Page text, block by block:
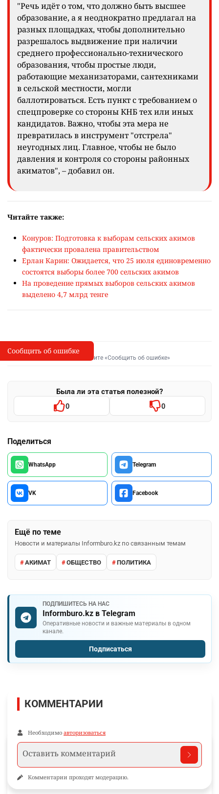
"Речь идёт о том, что должно быть высшее
образование, а я неоднократно предлагал на
разных площадках, чтобы дополнительно
разрешалось выдвижение при наличии
среднего профессионально-технического
образования, чтобы простые люди,
работающие механизаторами, сантехниками
в сельской местности, могли
баллотироваться. Есть пункт с требованием о
спецпроверке со стороны КНБ тех или иных
кандидатов. Важно, чтобы эта мера не
превратилась в инструмент "отстрела"
неугодных лиц. Главное, чтобы не было
давления и контроля со стороны районных
акиматов", – добавил он.
Читайте также:
Конуров: Подготовка к выборам сельских акимов
фактически провалена правительством
Ерлан Карин: Ожидается, что 25 июля единовременно
состоятся выборы более 700 сельских акимов
На проведение прямых выборов сельских акимов
выделено 4,7 млрд тенге
I
Сообщить об опечатке
Выделите фрагмент и нажмите «Сообщить об ошибке»
Была ли эта статья полезной?
0 0
Поделиться
WhatsApp Telegram
VK Facebook
Ещё по теме
Новости и материалы Informburo.kz по связанным темам
АКИМАТ ОБЩЕСТВО ПОЛИТИКА
ПОДПИШИТЕСЬ НА НАС
Informburo.kz в Telegram
Оперативные новости и важные материалы в одном
канале.
Подписаться
Сообщить об ошибке
КОММЕНТАРИИ
Необходимо авторизоваться
Комментарии проходят модерацию.